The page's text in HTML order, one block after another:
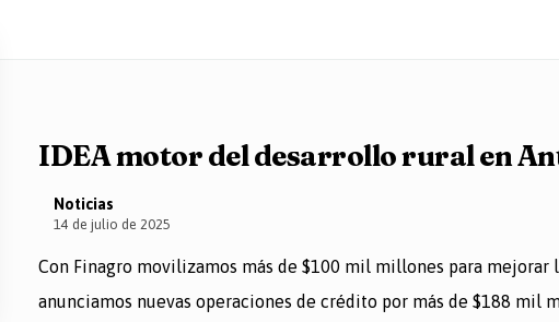
IDEA motor del desarrollo rural en
Noticias
14 de julio de 2025
Con Finagro movilizamos más de $100 mil millones para mejorar
anunciamos nuevas operaciones de crédito por más de $188 mil